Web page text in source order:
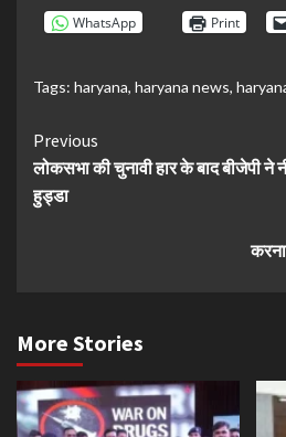
WhatsApp Print
Tags: haryana, haryana news,
Continue
Reading
Previous
लोकसभा की चुनावी हार के बाद बीजेपी ने
हुड्डा
More Stories